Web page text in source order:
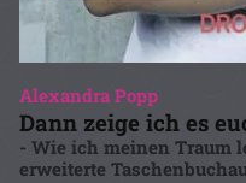
Alexandra Popp
Dann zeige ich es
- Wie ich meinen Traum
erweiterte